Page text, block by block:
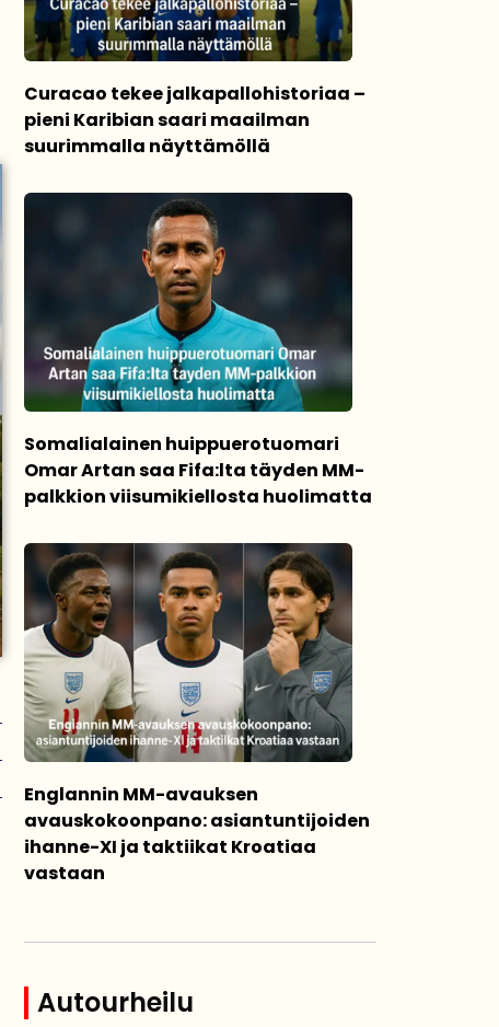
Curacao tekee jalkapallohistoriaa –
pieni Karibian saari maailman
suurimmalla näyttämöllä
Somalialainen huippuerotuomari
Omar Artan saa Fifa:lta täyden MM-
palkkion viisumikiellosta huolimatta
Englannin MM-avauksen
avauskokoonpano: asiantuntijoiden
ihanne-XI ja taktiikat Kroatiaa
vastaan
Autourheilu